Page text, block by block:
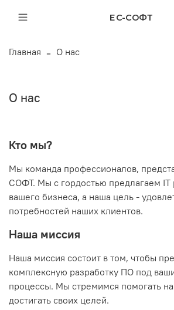
ЕС-СОФТ
Главная О нас
О нас
Кто мы?
Мы команда профессионалов,
СОФТ. Мы с гордостью предлагаем IT
вашего бизнеса, а наша цель -
потребностей наших клиентов.
Наша миссия
Наша миссия состоит в том, чтобы
комплексную разработку ПО под
процессы. Мы стремимся помогать
достигать своих целей.